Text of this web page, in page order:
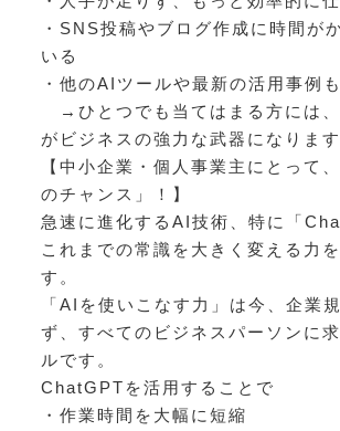
・SNS投稿やブログ作成に時間が
いる
・他のAIツールや最新の活用事例
→ひとつでも当てはまる方には、
がビジネスの強力な武器になります
【中小企業・個人事業主にとって
のチャンス」！】
急速に進化するAI技術、特に「
これまでの常識を大きく変える力
す。
「AIを使いこなす力」は今、企業
ず、すべてのビジネスパーソンに
ルです。
ChatGPTを活用することで
・作業時間を大幅に短縮